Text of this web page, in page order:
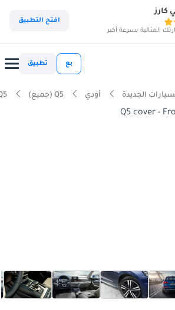
كارز
المثالية بسرعة أكبر
افتح التطبيق
بع تطبيق
الجديدة أودي Q5 (جميع)